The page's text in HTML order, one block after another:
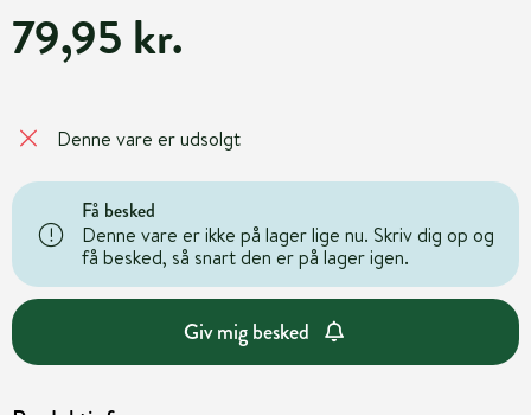
79,95 kr.
Denne vare er udsolgt
Få besked
Denne vare er ikke på lager lige nu. Skriv dig op og
få besked, så snart den er på lager igen.
Giv mig besked